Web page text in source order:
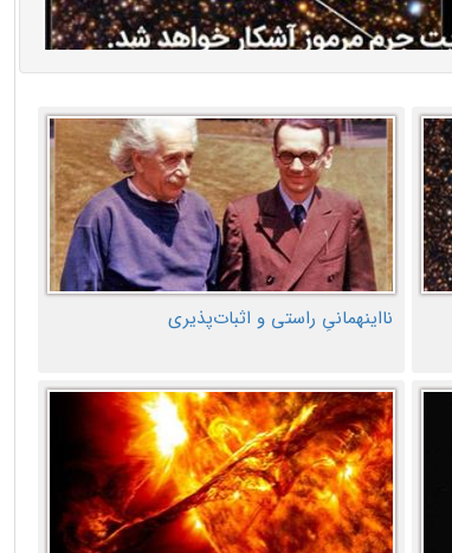
نااینهمانیِ راستی و اثبات‌پذیری